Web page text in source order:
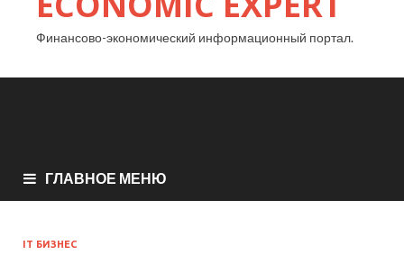
Финансово-экономический информационный портал.
ГЛАВНОЕ МЕНЮ
IT БИЗНЕС